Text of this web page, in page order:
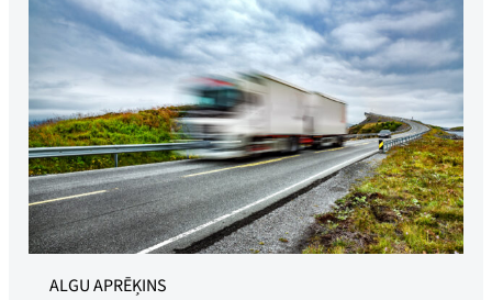
Ilustratīva fotogrāfija
ALGU APRĒĶINS